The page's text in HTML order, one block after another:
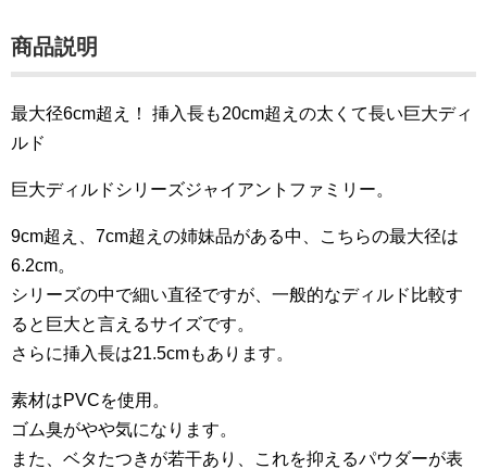
商品説明
最大径6cm超え！ 挿入長も20cm超えの太くて長い巨大ディ
ルド
巨大ディルドシリーズジャイアントファミリー。
9cm超え、7cm超えの姉妹品がある中、こちらの最大径は
6.2cm。
シリーズの中で細い直径ですが、一般的なディルド比較す
ると巨大と言えるサイズです。
さらに挿入長は21.5cmもあります。
素材はPVCを使用。
ゴム臭がやや気になります。
また、ベタたつきが若干あり、これを抑えるパウダーが表